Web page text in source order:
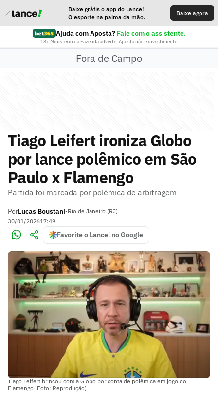
Baixe grátis o app do Lance!
O esporte na palma da mão.
Baixe agora
Ajuda com Aposta? Fale com o assistente.
18+ Ministério da Fazenda adverte: Aposta não é investimento
Fora de Campo
Tiago Leifert ironiza Globo
por lance polêmico em São
Paulo x Flamengo
Partida foi marcada por polêmica de arbitragem
PorLucas Boustani•Rio de Janeiro (RJ)
30/01/202617:49
Favorite o Lance! no Google
Tiago Leifert brincou com a Globo por conta de polêmica em jogo do
Flamengo (Foto: Reprodução)